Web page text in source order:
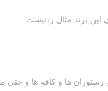
ها و کافه ها و حتی